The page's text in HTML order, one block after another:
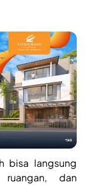
bisa langsung
ruangan, dan